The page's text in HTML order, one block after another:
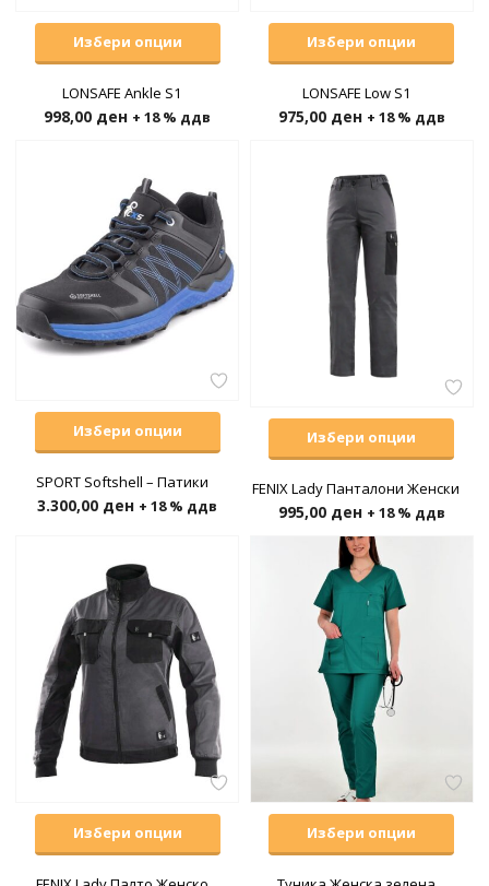
Избери опции
LONSAFE Ankle S1
998,00 ден + 18 % ддв
Избери опции
LONSAFE Low S1
975,00 ден + 18 % ддв
Избери опции
SPORT Softshell – Патики
3.300,00 ден + 18 % ддв
Избери опции
FENIX Lady Панталони Женски
995,00 ден + 18 % ддв
Избери опции Избери опции